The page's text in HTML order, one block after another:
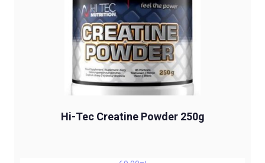
Hi-Tec Creatine Powder 250g